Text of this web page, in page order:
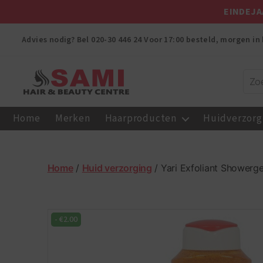
Advies nodig? Bel 020-30 446 24 Voor 17:00 besteld, morgen in
Hair
Centre
Home Merken Haarproducten
Home/ Huid verzorging / Yari Exfoliant
- €2.00